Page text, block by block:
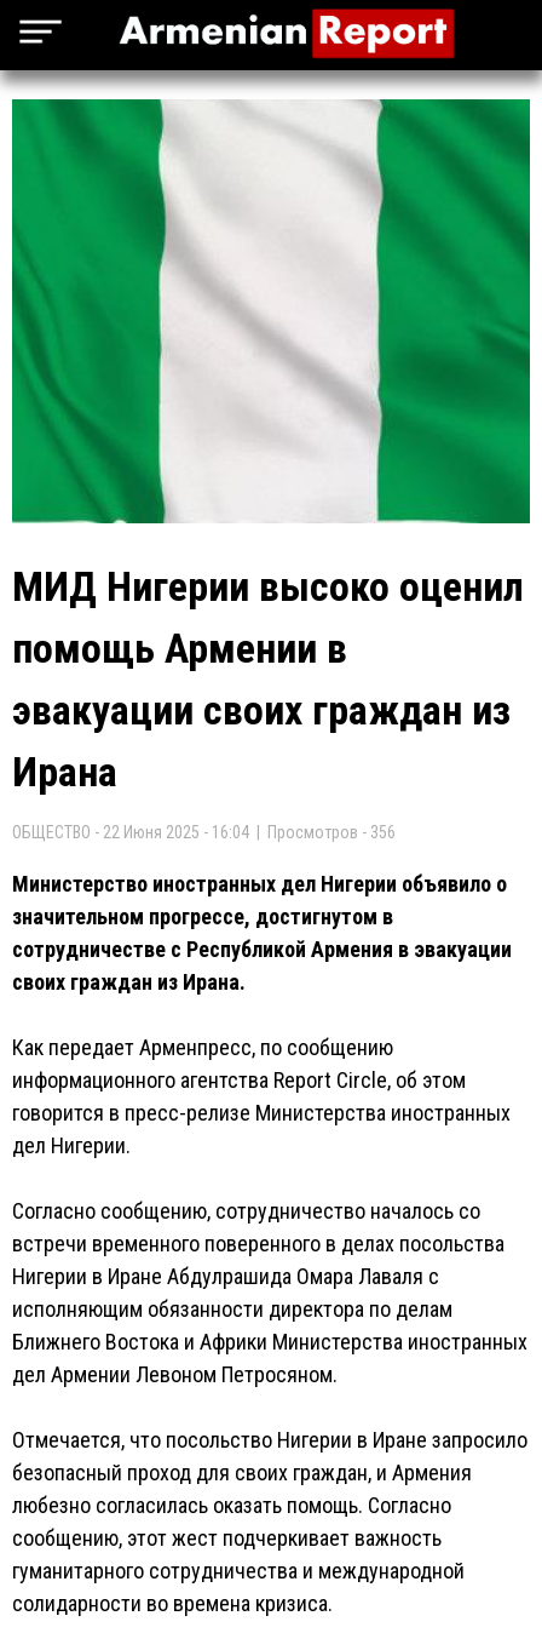
МИД Нигерии высоко оценил
помощь Армении в
эвакуации своих граждан из
Ирана
ОБЩЕСТВО - 22 Июня 2025 - 16:04 | Просмотров - 356
Министерство иностранных дел Нигерии объявило о
значительном прогрессе, достигнутом в
сотрудничестве с Республикой Армения в эвакуации
своих граждан из Ирана.
Как передает Арменпресс, по сообщению
информационного агентства Report Circle, об этом
говорится в пресс-релизе Министерства иностранных
дел Нигерии.
Согласно сообщению, сотрудничество началось со
встречи временного поверенного в делах посольства
Нигерии в Иране Абдулрашида Омара Лаваля с
исполняющим обязанности директора по делам
Ближнего Востока и Африки Министерства иностранных
дел Армении Левоном Петросяном.
Отмечается, что посольство Нигерии в Иране запросило
безопасный проход для своих граждан, и Армения
любезно согласилась оказать помощь. Согласно
сообщению, этот жест подчеркивает важность
гуманитарного сотрудничества и международной
солидарности во времена кризиса.